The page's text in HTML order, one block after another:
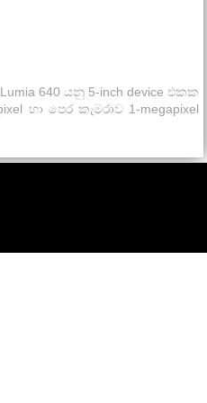
640 යනු 5-inch device එකක
හා පෙර කැමරාව 1-megapixel